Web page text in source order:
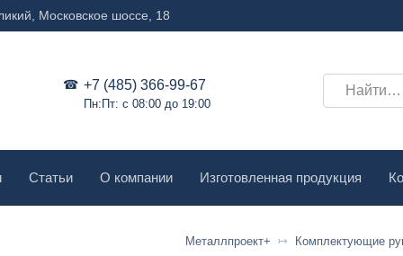
Московское шоссе, 18
+7 (485) 366-99-67
Пн:Пт: с 08:00 до 19:00
Search
for:
Статьи О компании Изготовленная продукция
Металлпроект+ Комплектующие